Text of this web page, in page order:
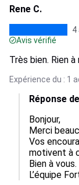
Rene C.
4
Avis vérifié
Très bien. Rien à
Expérience du : 1
Réponse
Bonjour,
Merci
Vos
motivent à
Bien à vous.
L’équipe